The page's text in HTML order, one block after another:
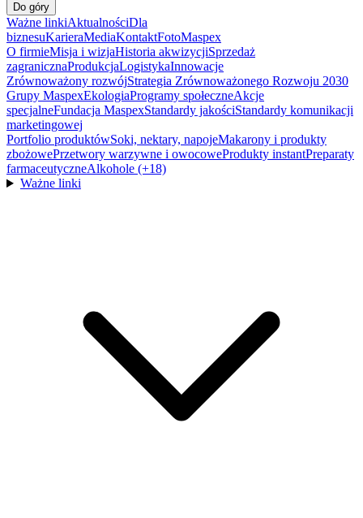
Do góry
Ważne linkiAktualnościDla
biznesuKarieraMediaKontaktFotoMaspex
O firmieMisja i wizjaHistoria akwizycjiSprzedaż
zagranicznaProdukcjaLogistykaInnowacje
Zrównoważony rozwójStrategia Zrównoważonego Rozwoju 2030
Grupy MaspexEkologiaProgramy społeczneAkcje
specjalneFundacja MaspexStandardy jakościStandardy komunikacji
marketingowej
Portfolio produktówSoki, nektary, napojeMakarony i produkty
zbożowePrzetwory warzywne i owocoweProdukty instantPreparaty
farmaceutyczneAlkohole (+18)
Ważne linki